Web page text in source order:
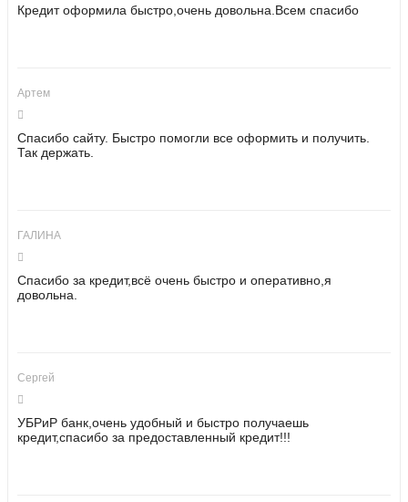
Кредит оформила быстро,очень довольна.Всем спасибо
Артем
Спасибо сайту. Быстро помогли все оформить и получить.
Так держать.
ГАЛИНА
Спасибо за кредит,всё очень быстро и оперативно,я
довольна.
Сергей
УБРиР банк,очень удобный и быстро получаешь
кредит,спасибо за предоставленный кредит!!!